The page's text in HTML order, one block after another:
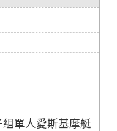
單人愛斯基摩艇